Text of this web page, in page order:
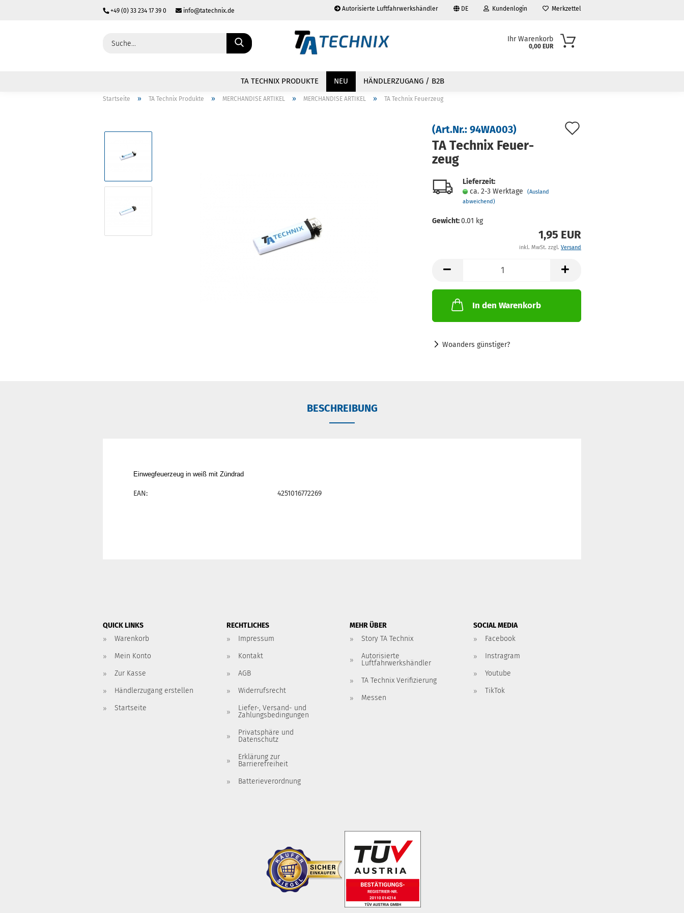
+49 (0) 33 234 17 39 0 info@tatechnix.de Autorisierte Luftfahrwerkshändler DE
Sprache auswählen
Kundenlogin
Passwort vergessen?
Merkzettel
Ihr Warenkorb
0,00 EUR
TA TECHNIX PRODUKTE NEU HÄNDLERZUGANG / B2B
Startseite » TA Technix Produkte » MERCHANDISE ARTIKEL » MERCHANDISE ARTIKEL » TA Technix Feuerzeug
(Art.Nr.: 94WA003)
TA Tech­nix Feu­er­
zeug
Lieferzeit:
ca. 2-3 Werktage
(Ausland
abweichend)
Gewicht:0.01 kg
1,95 EUR
inkl. MwSt. zzgl. Versand
In den Warenkorb
Woanders günstiger?
BESCHREIBUNG
Einwegfeuerzeug in weiß mit Zündrad
EAN: 4251016772269
QUICK LINKS
Warenkorb
Mein Konto
Zur Kasse
Händlerzugang erstellen
Startseite
RECHTLICHES
Impressum
Kontakt
AGB
Widerrufsrecht
Liefer-, Versand- und
Zahlungsbedingungen
Privatsphäre und
Datenschutz
Erklärung zur
Barrierefreiheit
Batterieverordnung
MEHR ÜBER
Story TA Technix
Autorisierte
Luftfahrwerkshändler
TA Technix Verifizierung
Messen
SOCIAL MEDIA
Facebook
Instragram
Youtube
TikTok